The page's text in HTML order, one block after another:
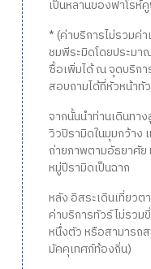
เป็นหลานของฟาโรห์
* (ค่าบริการไม่รวมค่า
ชมพีระมิดโดยประม
ซื้อเพิ่มได้ ณ จุดบริกา
สอบถามได้ที่หัวหน้า
จากนั้นนำท่านเดินทา
วิวปิรามิดในมุมกว้าง
ถ่ายภาพตามอัธยาศัย
หมู่ปีรามิดเป็นฉาก
หลัง อิสระเดินเที่ยวต
ค่าบริการทัวร์ไม่รวม
หนึ่งตัว หรือสามารถ
มัคคุเทศก์ท้องถิ่น)